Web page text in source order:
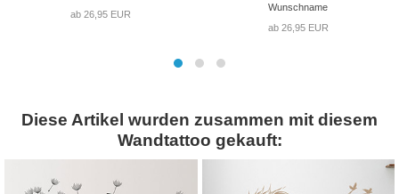
ab 26,95 EUR
Wunschname
ab 26,95 EUR
Diese Artikel wurden zusammen mit diesem
Wandtattoo gekauft: